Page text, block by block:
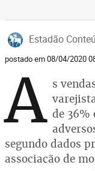
Estadão
postado em 08/04/2020
A s
de 36%
segundo dados
associação de